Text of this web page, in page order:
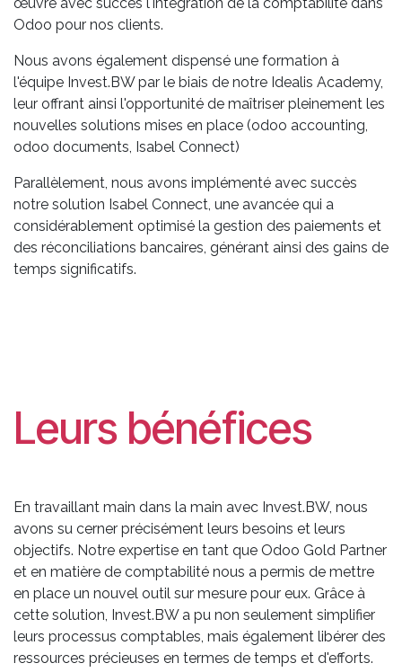
Odoo pour nos clients.
Nous avons également dispensé une formation à
l'équipe Invest.BW par le biais de notre Idealis Academy,
leur offrant ainsi l'opportunité de maîtriser pleinement les
nouvelles solutions mises en place (odoo accounting,
odoo documents, Isabel Connect)
Parallèlement, nous avons implémenté avec succès
notre solution Isabel Connect, une avancée qui a
considérablement optimisé la gestion des paiements et
des réconciliations bancaires, générant ainsi des gains de
temps significatifs.
Leurs bénéfices
En travaillant main dans la main avec Invest.BW, nous
avons su cerner précisément leurs besoins et leurs
objectifs. Notre expertise en tant que Odoo Gold Partner
et en matière de comptabilité nous a permis de mettre
en place un nouvel outil sur mesure pour eux. Grâce à
cette solution, Invest.BW a pu non seulement simplifier
leurs processus comptables, mais également libérer des
ressources précieuses en termes de temps et d'efforts.